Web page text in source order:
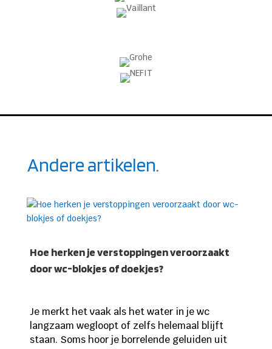
Andere artikelen.
Hoe herken je verstoppingen veroorzaakt
door wc-blokjes of doekjes?
Je merkt het vaak als het water in je wc
langzaam wegloopt of zelfs helemaal blijft
staan. Soms hoor je borrelende geluiden uit